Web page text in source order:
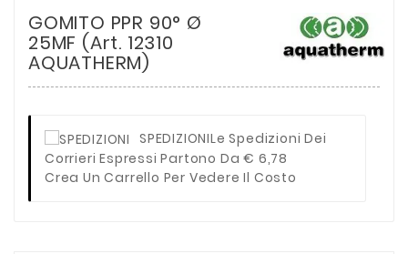
GOMITO PPR 90° Ø
25MF (Art. 12310
AQUATHERM)
SPEDIZIONILe Spedizioni Dei
Corrieri Espressi Partono Da € 6,78
Crea Un Carrello Per Vedere Il Costo